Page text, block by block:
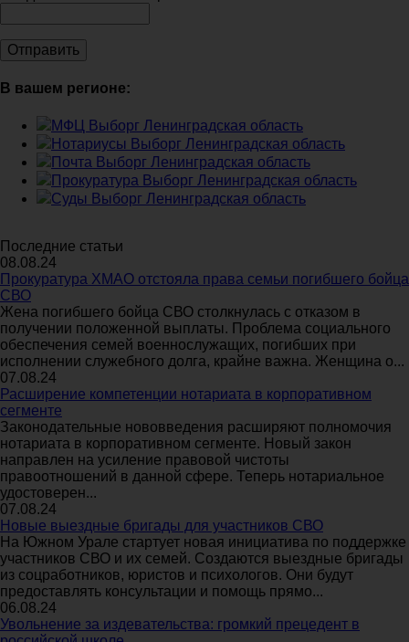
В вашем регионе:
МФЦ Выборг Ленинградская область
Нотариусы Выборг Ленинградская область
Почта Выборг Ленинградская область
Прокуратура Выборг Ленинградская область
Суды Выборг Ленинградская область
Последние статьи
08.08.24
Прокуратура ХМАО отстояла права семьи погибшего бойца
СВО
Жена погибшего бойца СВО столкнулась с отказом в
получении положенной выплаты. Проблема социального
обеспечения семей военнослужащих, погибших при
исполнении служебного долга, крайне важна. Женщина о...
07.08.24
Расширение компетенции нотариата в корпоративном
сегменте
Законодательные нововведения расширяют полномочия
нотариата в корпоративном сегменте. Новый закон
направлен на усиление правовой чистоты
правоотношений в данной сфере. Теперь нотариальное
удостоверен...
07.08.24
Новые выездные бригады для участников СВО
На Южном Урале стартует новая инициатива по поддержке
участников СВО и их семей. Создаются выездные бригады
из соцработников, юристов и психологов. Они будут
предоставлять консультации и помощь прямо...
06.08.24
Увольнение за издевательства: громкий прецедент в